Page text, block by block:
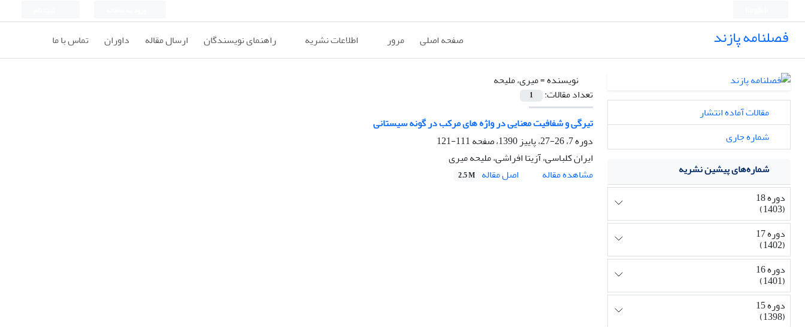
فصلنامه پازند صفحه اصلی مرور اطلاعات نشریه راهنمای نویسندگان ارسال مقاله داوران تماس با ما
نویسنده =میری، ملیحه
تعداد مقالات:
1
تیرگی و شفافیت معنایی در واژه های مرکب در گونه سیستانی
دوره 7، 26-27، پاییز 1390، صفحه
111-121
ایران کلباسی، آزیتا افراشی، ملیحه میری
مشاهده مقاله
اصل مقاله 2.5 M
مقالات آماده انتشار
شماره جاری
شماره‌های پیشین نشریه
دوره 18
(1403)
دوره 17
(1402)
دوره 16
(1401)
دوره 15
(1398)